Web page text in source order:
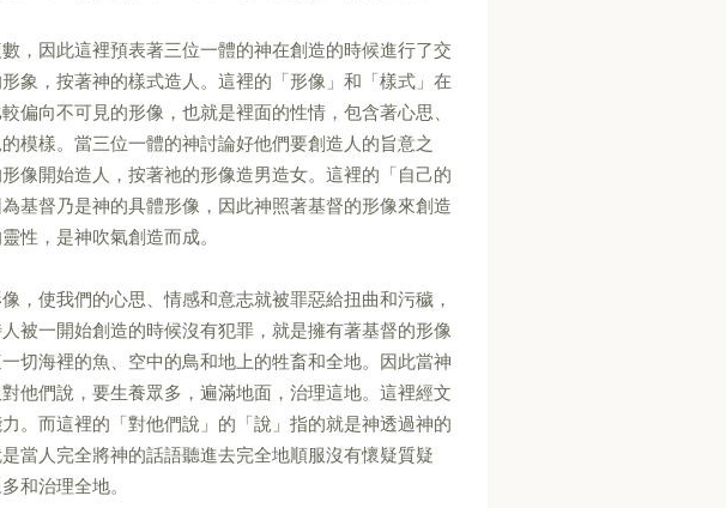
，因此這裡預表著三位一體的神在創造的時候進行了交
象，按著神的樣式造人。這裡的「形像」和「樣式」在
偏向不可見的形像，也就是裡面的性情，包含著心思、
模樣。當三位一體的神討論好他們要創造人的旨意之
像開始造人，按著祂的形像造男造女。這裡的「自己的
基督乃是神的具體形像，因此神照著基督的形像來創造
性，是神吹氣創造而成。
，使我們的心思、情感和意志就被罪惡給扭曲和污穢，
被一開始創造的時候沒有犯罪，就是擁有著基督的形像
切海裡的魚、空中的鳥和地上的牲畜和全地。因此當神
他們說，要生養眾多，遍滿地面，治理這地。這裡經文
。而這裡的「對他們說」的「說」指的就是神透過神的
當人完全將神的話語聽進去完全地順服沒有懷疑質疑
和治理全地。